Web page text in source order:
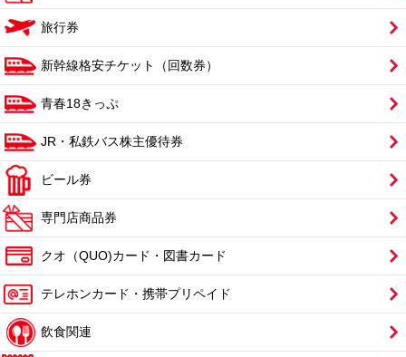
旅行券
新幹線格安チケット（回数券）
青春18きっぷ
JR・私鉄バス株主優待券
ビール券
専門店商品券
クオ（QUO)カード・図書カード
テレホンカード・携帯プリペイド
飲食関連